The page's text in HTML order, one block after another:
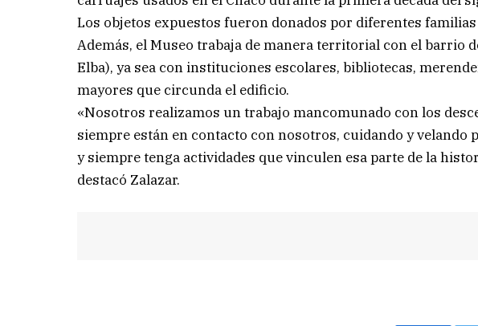
Los objetos expuestos fueron donados por diferentes
Además, el Museo trabaja de manera territorial con el barrio
Elba), ya sea con instituciones escolares, bibliotecas,
mayores que circunda el edificio.
«Nosotros realizamos un trabajo mancomunado con los
siempre están en contacto con nosotros, cuidando y velando
y siempre tenga actividades que vinculen esa parte de la
destacó Zalazar.